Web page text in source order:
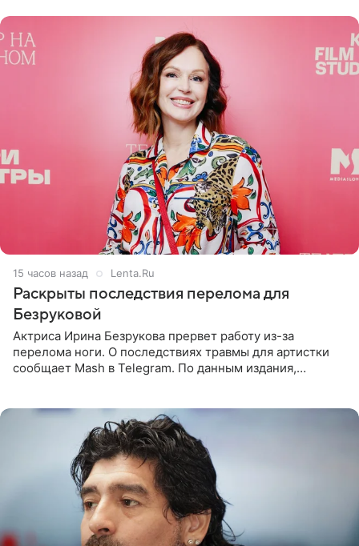
15 часов назад Lenta.Ru
Раскрыты последствия перелома для
Безруковой
Актриса Ирина Безрукова прервет работу из-за
перелома ноги. О последствиях травмы для артистки
сообщает Mash в Telegram. По данным издания,